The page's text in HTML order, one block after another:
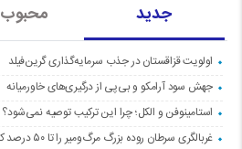
جدید محبوب
اولویت قزاقستان در جذب سرمایه‌گذاری گرین‌فیلد
جهش سود آرامکو و بی‌پی از درگیری‌های خاورمیانه
استامینوفن و الکل؛ چرا این ترکیب توصیه نمی‌شود؟
غربالگری سرطان روده بزرگ مرگ‌ومیر را تا ۵۰ درصد کاهش داد